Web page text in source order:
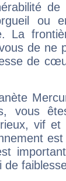
ou
La
de ne
de
vous
vif et
de